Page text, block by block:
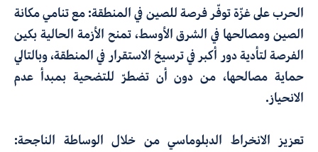
الحرب على غزّة توفّر فرصة للصين في المنطقة: مع تنامي مكانة
الصين ومصالحها في الشرق الأوسط، تمنح الأزمة الحالية بكين
الفرصة لتأدية دور أكبر في ترسيخ الاستقرار في المنطقة، وبالتالي
حماية مصالحها، من دون أن تضطرّ للتضحية بمبدأ عدم
الانحياز.
تعزيز الانخراط الدبلوماسي من خلال الوساطة الناجحة: